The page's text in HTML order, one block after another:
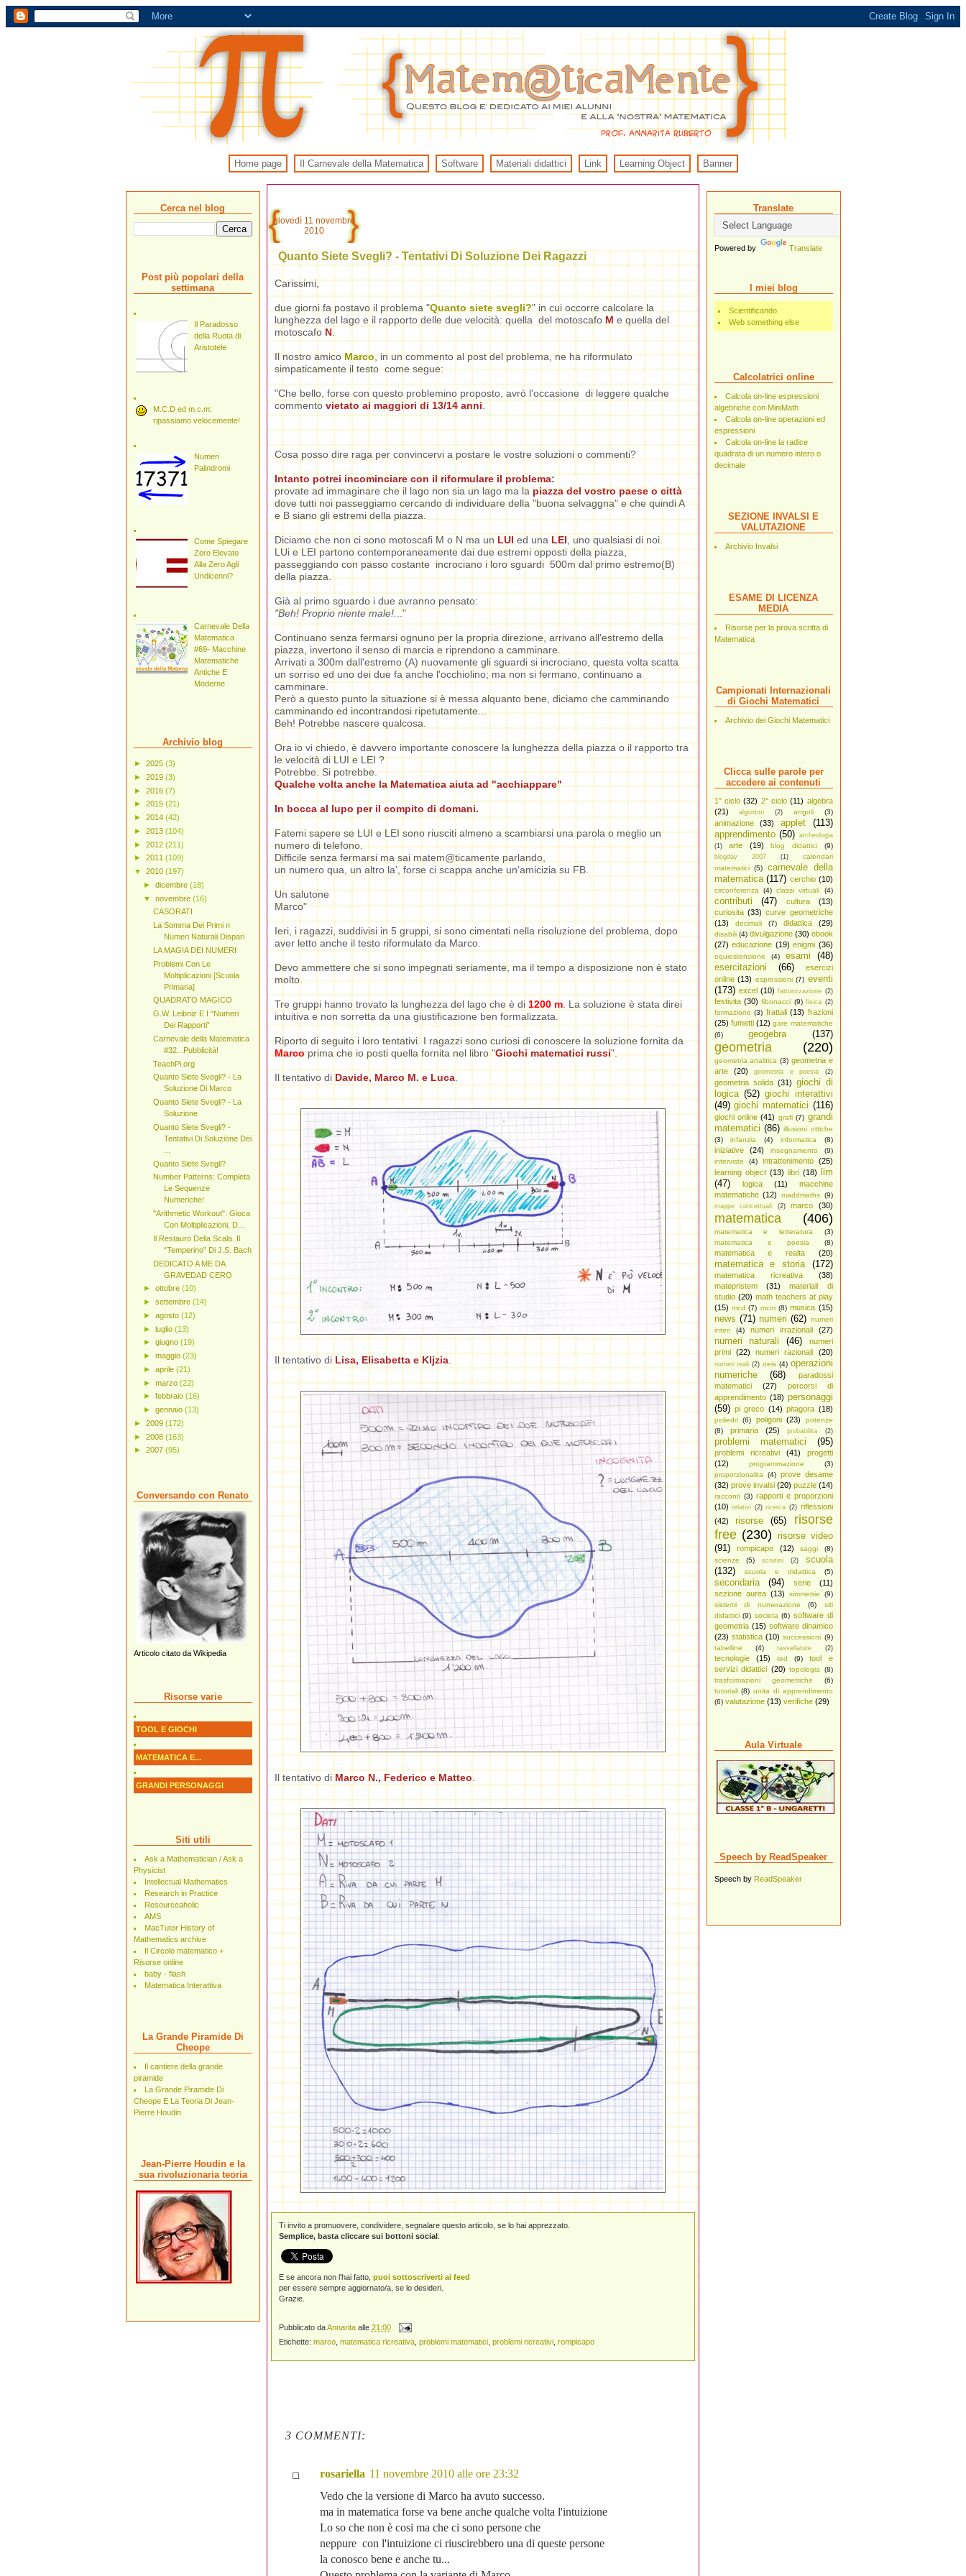
Home page Il Carnevale della Matematica Software Materiali didattici Link Learning Object Banner
Translate
Powered by Translate
I miei blog
Scientificando
Web something else
Calcolatrici online
Calcola on-line espressioni
algebriche con MiniMath
Calcola on-line operazioni ed
espressioni
Calcola on-line la radice
quadrata di un numero intero o
decimale
SEZIONE INVALSI E
VALUTAZIONE
Archivio Invalsi
ESAME DI LICENZA
MEDIA
Risorse per la prova scritta di
Matematica
Campionati Internazionali
di Giochi Matematici
Archivio dei Giochi Matematici
Clicca sulle parole per
accedere ai contenuti
1° ciclo (32) 2° ciclo (11) algebra
(21)
algoritmi (2) angoli (3)
animazione (33) applet
(113)
apprendimento (50) archeologia
(1)
arte (19) blog didattici (9)
blogday 2007 (1)
calendari
matematici
(5)
carnevale della
matematica (117) cerchio (10)
circonferenza (4) classi virtuali (4)
contributi (47) cultura
(13)
curiosita (33) curve geometriche
(13)
decimali (7) didattica (29)
disabili (4) divulgazione (30) ebook
(27) educazione (19) enigmi (36)
equiestensione (4) esami
(48)
esercitazioni
(66)
esercizi
online (13) espressioni (7) eventi
(173) excel (10) fattorizzazione (2)
festivita (30) fibonacci (9) fisica (2)
formazione (3) frattali (13) frazioni
(25) fumetti (12) gare matematiche
(6)
geogebra (137)
geometria (220)
geometria analitica (3) geometria e
arte
(20) geometria e poesia (2)
geometria solida (31) giochi di
logica (52) giochi interattivi
(49) giochi matematici (116)
giochi online (41) grafi (7) grandi
matematici (86) illusioni ottiche
(3)
infanzia (4) informatica (8)
iniziative (24) insegnamento
(9)
interviste
(4) intrattenimento
(25)
learning object (13) libri (18)
lim
(47)
logica (11)
macchine
matematiche (12) maddmaths (9)
mappe concettuali (2) marco (30)
matematica (406)
matematica e letteratura
(3)
matematica e poesia
(8)
matematica e realta (20)
matematica e storia (172)
matematica ricreativa
(38)
matepristem
(31)
materiali di
studio (20) math teachers at play
(15) mcd (7) mcm (8) musica (15)
news (71) numeri (62) numeri
interi
(4) numeri irrazionali (27)
numeri naturali (46)
numeri
primi
(22) numeri razionali (20)
numeri reali (2) oeis (4) operazioni
numeriche
(68)
paradossi
matematici
(27)
percorsi di
apprendimento (18) personaggi
(59) pi greco (14) pitagora (18)
poliedri (6) poligoni (23)
potenze
(8)
primaria (25) probabilita (2)
problemi matematici (95)
problemi ricreativi (41)
progetti
(12)
programmazione
(3)
proporzionalita
(4) prove desame
(32) prove invalsi (20) puzzle (14)
racconti (3) rapporti e proporzioni
(10) relativi (2) ricerca (2) riflessioni
(42)
risorse (65)
risorse
free (230) risorse video
(91)
rompicapo (12) saggi
(8)
scienze
(5) scrutini (2)
scuola
(132)
scuola e didattica (5)
secondaria (94) serie
(11)
sezione aurea (13) simmetrie
(9)
sistemi di numerazione
(6)
siti
didattici (9) societa (6) software di
geometria (15) software dinamico
(23) statistica (10) successioni (9)
tabelline
(4) tassellature (2)
tecnologie (15) ted (9)
tool e
servizi didattici (20) topologia
(8)
trasformazioni geometriche
(6)
tutoriali (8) unita di apprendimento
(6) valutazione (13) verifiche (29)
Aula Virtuale
Speech by ReadSpeaker
Speech by ReadSpeaker
giovedì 11 novembre
2010
Quanto Siete Svegli? - Tentativi Di Soluzione Dei Ragazzi
Carissimi,
due giorni fa postavo il problema "Quanto siete svegli?" in cui occorre calcolare la
lunghezza del lago e il rapporto delle due velocità: quella del motoscafo M e quella del
motoscafoN.
Il nostro amicoMarco, in un commento al post del problema, ne ha riformulato
simpaticamente il testo come segue:
"Che bello, forse con questo problemino proposto, avrò l'occasione di leggere qualche
commento vietato ai maggiori di 13/14 anni
Cosa posso dire raga per convincervi a postare le vostre soluzioni o commenti?
Intanto potrei incominciare con il riformulare il problema:
provate ad immaginare che il lago non sia un lago ma lapiazza del vostro paese o città
dove tutti noi passeggiamo cercando di individuare della "buona selvaggna" e che quindi A
e B siano gli estremi della piazza.
Diciamo che non ci sono motoscafi M o N ma un LUI ed una LEI , uno qualsiasi di noi.
LUi e LEI partono contemporaneamente dai due estremi opposti della piazza,
passeggiando con passo costante incrociano i loro sguardi 500m dal primo estremo(B)
della piazza.
Già al primo sguardo i due avranno pensato:
"Beh! Proprio niente male!..."
Continuano senza fermarsi ognuno per la propria direzione, arrivano all'estremo della
piazza, invertono il senso di marcia e riprendono a camminare.
Arrivati a 300m dall'estremo (A) nuovamente gli sguardi si incrociano, questa volta scatta
un sorriso ed uno dei due fa anche l'occhiolino; ma non si fermano, continuano a
camminare.
Però a questo punto la situazione si è messa alquanto bene, diciamo che camminando
camminando ed incontrandosi ripetutamente...
Beh! Potrebbe nascere qualcosa.
Ora io vi chiedo, è davvero importante conoscere la lunghezza della piazza o il rapporto tra
le velocità di LUI e LEI ?
Potrebbe. Si potrebbe.
Qualche volta anche la Matematica aiuta ad "acchiappare"
In bocca al lupo per il compito di domani.
Fatemi sapere se LUI e LEI sono riusciti almeno a scambiarsi una parola o meglio un
numero di telefono.
Difficile senza fermarsi ma sai matem@ticamente parlando,
un numero qua, un altro la', forse ci scappa anche un'amicizia su FB.
Un salutone
Marco"
Ieri, i ragazzi, suddivisi in 5 gruppi, si sono cimentati nella risoluzione del problema, dopo
aver letto anche il testo riformulato da Marco.
Devo ammettere che si sono impegnati seriamente, ma il tempo a disposizione non è stato
molto.
Tre gruppi hanno trovato la lunghezza del lago che è di 1200 m. La soluzione è stata direi
intuitiva e non sorretta da una giustificazione ben formalizzata.
Riporto di seguito i loro tentativi. I ragazzi sono curiosi di conoscere la soluzione fornita da
Marcoprima che io posti quella fornita nel libro "Giochi matematici russi".
Il tentativo di Davide, Marco M. e Luca.
Il tentativo di Lisa, Elisabetta e Kljzia.
Il tentativo di Marco N., Federico e Matteo
Ti invito a promuovere, condividere, segnalare questo articolo, se lo hai apprezzato.
Semplice, basta cliccare sui bottoni social.
E se ancora non l'hai fatto, puoi sottoscriverti ai feed
per essere sempre aggiornato/a, se lo desideri.
Grazie.
Pubblicato daAnnarita alle 21:00
Etichette: marco, matematica ricreativa, problemi matematici, problemi ricreativi, rompicapo
3 COMMENTI:
rosariella 11 novembre 2010 alle ore 23:32
Vedo che la versione di Marco ha avuto successo.
ma in matematica forse va bene anche qualche volta l'intuizione
Lo so che non è cosi ma che ci sono persone che
neppure con l'intuizione ci riuscirebbero una di queste persone
la conosco bene e anche tu...
Cerca nel blog
Post più popolari della
settimana
Il Paradosso
della Ruota di
Aristotele
M.C.D ed m.c.m:
ripassiamo velocemente!
Numeri
Palindromi
Come Spiegare
Zero Elevato
Alla Zero Agli
Undicenni?
Carnevale Della
Matematica
#69- Macchine
Matematiche
Antiche E
Moderne
Archivio blog
► 2025 (3)
► 2019 (3)
► 2016 (7)
► 2015 (21)
► 2014 (42)
► 2013 (104)
► 2012 (211)
► 2011 (109)
▼ 2010 (197)
► dicembre (18)
▼ novembre (16)
CASORATI
La Somma Dei Primi n
Numeri Naturali Dispari
LA MAGIA DEI NUMERI
Problemi Con Le
Moltiplicazioni [Scuola
Primaria]
QUADRATO MAGICO
G.W. Leibniz E I “Numeri
Dei Rapporti”
Carnevale della Matematica
#32...Pubblicità!
TeachPi.org
Quanto Siete Svegli? - La
Soluzione Di Marco
Quanto Siete Svegli? - La
Soluzione
Quanto Siete Svegli? -
Tentativi Di Soluzione Dei
Quanto Siete Svegli?
Number Patterns: Completa
Le Sequenze
Numeriche!
"Arithmetic Workout": Gioca
Con Moltiplicazioni, D...
Il Restauro Della Scala. Il
“Temperino” Di J.S. Bach
DEDICATO A ME DA
GRAVEDAD CERO
► ottobre (10)
► settembre (14)
► agosto (12)
► luglio (13)
► giugno (19)
► maggio (23)
► aprile (21)
► marzo (22)
► febbraio (16)
► gennaio (13)
► 2009 (172)
► 2008 (163)
► 2007 (95)
Conversando con Renato
Articolo citato da Wikipedia
Risorse varie
TOOL E GIOCHI
MATEMATICA E...
GRANDI PERSONAGGI
Siti utili
Ask a Mathematician / Ask a
Physicist
Intellectual Mathematics
Research in Practice
Resourceaholic
AMS
MacTutor History of
Mathematics archive
Il Circolo matematico +
Risorse online
baby - flash
Matematica Interattiva
La Grande Piramide Di
Cheope
Il cantiere della grande
piramide
La Grande Piramide Di
Cheope E La Teoria Di Jean-
Pierre Houdin
Jean-Pierre Houdin e la
sua rivoluzionaria teoria